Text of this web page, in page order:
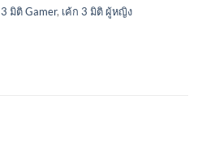
3 มิติ Gamer, เค้ก 3 มิติ ผู้หญิง